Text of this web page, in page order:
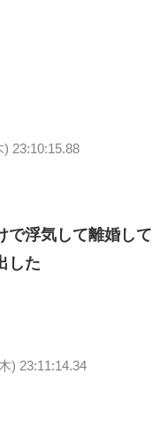
) 23:10:15.88
で浮気して離婚して
した
) 23:11:14.34